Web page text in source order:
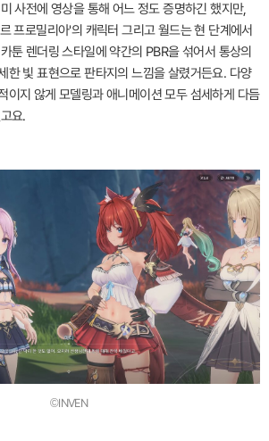
사전에 영상을 통해 어느 정도 증명하긴 했지만,
프로밀리아'의 캐릭터 그리고 월드는 현 단계에서
툰 렌더링 스타일에 약간의 PBR을 섞어서 통상의
한 빛 표현으로 판타지의 느낌을 살렸거든요. 다양
이지 않게 모델링과 애니메이션 모두 섬세하게 다듬
요.
©INVEN